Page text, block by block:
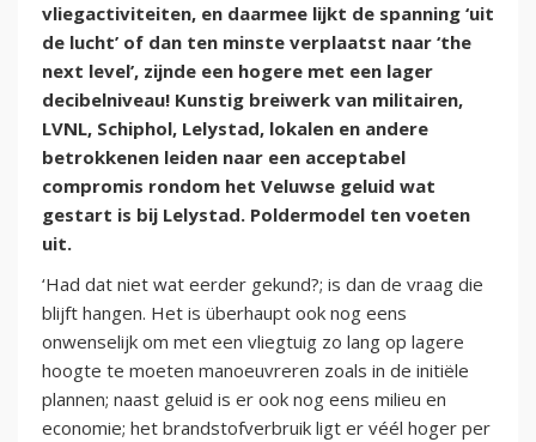
vliegactiviteiten, en daarmee lijkt de spanning ‘uit
de lucht’ of dan ten minste verplaatst naar ‘the
next level’, zijnde een hogere met een lager
decibelniveau! Kunstig breiwerk van militairen,
LVNL, Schiphol, Lelystad, lokalen en andere
betrokkenen leiden naar een acceptabel
compromis rondom het Veluwse geluid wat
gestart is bij Lelystad. Poldermodel ten voeten
uit.
‘Had dat niet wat eerder gekund?; is dan de vraag die
blijft hangen. Het is überhaupt ook nog eens
onwenselijk om met een vliegtuig zo lang op lagere
hoogte te moeten manoeuvreren zoals in de initiële
plannen; naast geluid is er ook nog eens milieu en
economie; het brandstofverbruik ligt er véél hoger per